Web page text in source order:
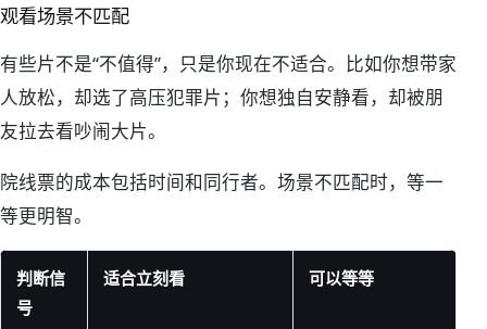
观看场景不匹配
有些片不是“不值得”，只是你现在不适合。比如你想带家
人放松，却选了高压犯罪片；你想独自安静看，却被朋
友拉去看吵闹大片。
院线票的成本包括时间和同行者。场景不匹配时，等一
等更明智。
判断信
号
适合立刻看 可以等等